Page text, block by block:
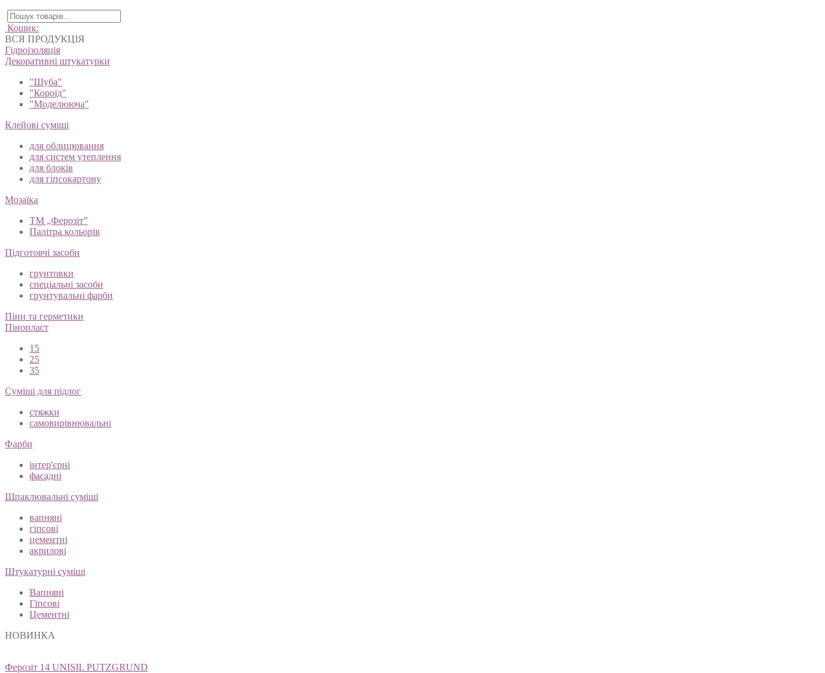
Кошик:
ВСЯ ПРОДУКЦІЯ
Гідроізоляція
Декоративні штукатурки
"Шуба"
"Короїд"
"Моделююча"
Клейові суміші
для облицювання
для систем утеплення
для блоків
для гіпсокартону
Мозаїка
ТМ „Ферозіт”
Палітра кольорів
Підготовчі засоби
грунтовки
спеціальні засоби
грунтувальні фарби
Піни та герметики
Пінопласт
15
25
35
Суміші для підлог
стяжки
самовирівнювальні
Фарби
інтер'єрні
фасадні
Шпаклювальні суміші
вапняні
гіпсові
цементні
акрилові
Штукатурні суміші
Вапняні
Гіпсові
Цементні
НОВИНКА
Ферозіт 14 UNISIL PUTZGRUND